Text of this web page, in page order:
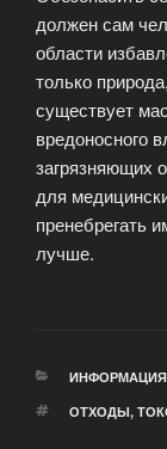
должен сам
области
только
существует
вредоносного
загрязняющих
для
пренебрегать
лучше.
РУБРИКИ
ИНФОРМАЦИЯ
МЕТКИ
ОТХОДЫ,